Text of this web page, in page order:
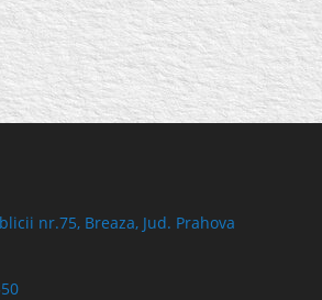
nr.75, Breaza, Jud. Prahova